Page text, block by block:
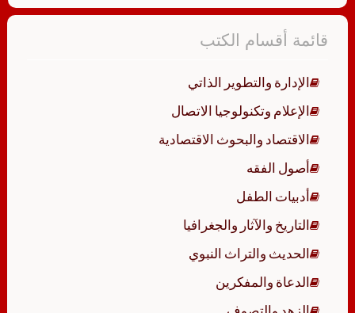
قائمة أقسام الكتب
الإدارة والتطوير الذاتي
الإعلام وتكنولوجيا الاتصال
الاقتصاد والبحوث الاقتصادية
أصول الفقه
أدبيات الطفل
التاريخ والآثار والجغرافيا
الحديث والتراث النبوي
الدعاة والمفكرين